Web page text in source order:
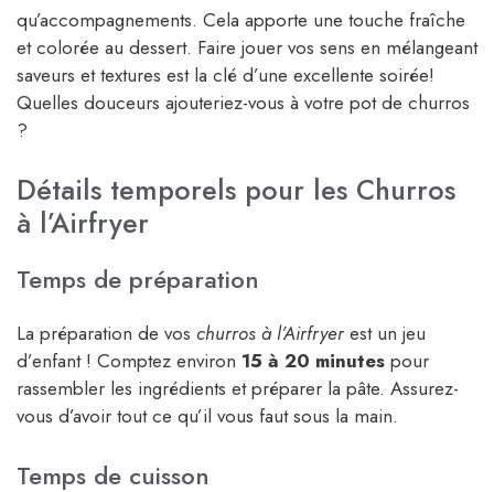
qu’accompagnements. Cela apporte une touche fraîche
et colorée au dessert. Faire jouer vos sens en mélangeant
saveurs et textures est la clé d’une excellente soirée!
Quelles douceurs ajouteriez-vous à votre pot de churros
?
Détails temporels pour les Churros
à l’Airfryer
Temps de préparation
La préparation de vos churros à l’Airfryerest un jeu
d’enfant ! Comptez environ 15 à 20 minutes pour
rassembler les ingrédients et préparer la pâte. Assurez-
vous d’avoir tout ce qu’il vous faut sous la main.
Temps de cuisson